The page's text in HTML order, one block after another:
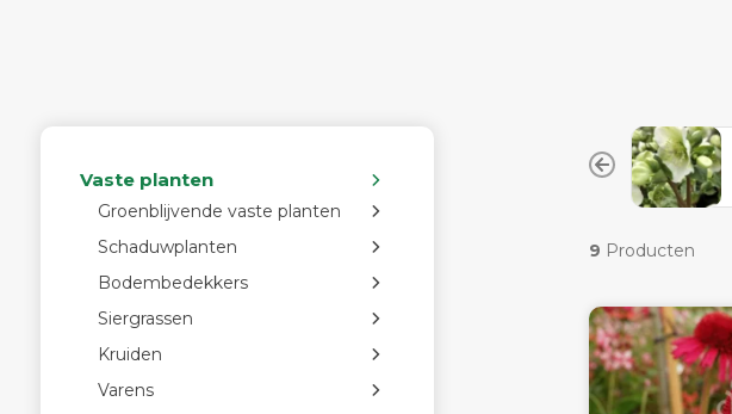
Vaste planten
Groenblijvende vaste planten
Schaduwplanten
Bodembedekkers
Siergrassen
Kruiden
Varens
9 Producten